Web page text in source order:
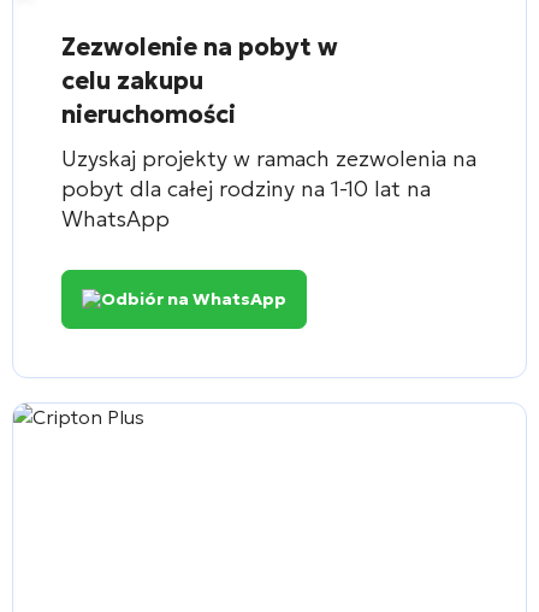
Zezwolenie na pobyt w
celu zakupu
nieruchomości
Uzyskaj projekty w ramach zezwolenia na
pobyt dla całej rodziny na 1-10 lat na
WhatsApp
Odbiór na WhatsApp